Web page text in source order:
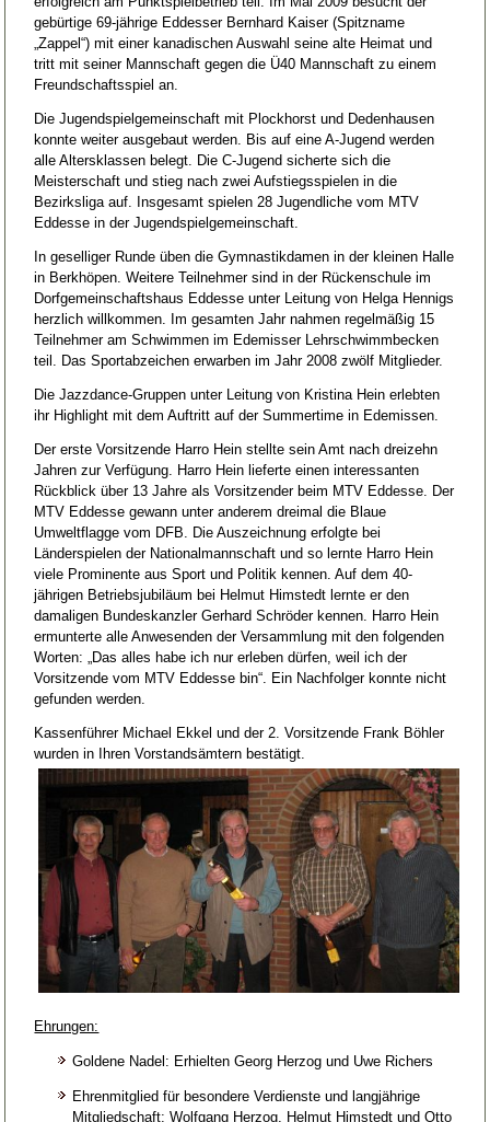
gebürtige 69-jährige Eddesser Bernhard Kaiser (Spitzname
„Zappel“) mit einer kanadischen Auswahl seine alte Heimat und
tritt mit seiner Mannschaft gegen die Ü40 Mannschaft zu einem
Freundschaftsspiel an.
Die Jugendspielgemeinschaft mit Plockhorst und Dedenhausen
konnte weiter ausgebaut werden. Bis auf eine A-Jugend werden
alle Altersklassen belegt. Die C-Jugend sicherte sich die
Meisterschaft und stieg nach zwei Aufstiegsspielen in die
Bezirksliga auf. Insgesamt spielen 28 Jugendliche vom MTV
Eddesse in der Jugendspielgemeinschaft.
In geselliger Runde üben die Gymnastikdamen in der kleinen Halle
in Berkhöpen. Weitere Teilnehmer sind in der Rückenschule im
Dorfgemeinschaftshaus Eddesse unter Leitung von Helga Hennigs
herzlich willkommen. Im gesamten Jahr nahmen regelmäßig 15
Teilnehmer am Schwimmen im Edemisser Lehrschwimmbecken
teil. Das Sportabzeichen erwarben im Jahr 2008 zwölf Mitglieder.
Die Jazzdance-Gruppen unter Leitung von Kristina Hein erlebten
ihr Highlight mit dem Auftritt auf der Summertime in Edemissen.
Der erste Vorsitzende Harro Hein stellte sein Amt nach dreizehn
Jahren zur Verfügung. Harro Hein lieferte einen interessanten
Rückblick über 13 Jahre als Vorsitzender beim MTV Eddesse. Der
MTV Eddesse gewann unter anderem dreimal die Blaue
Umweltflagge vom DFB. Die Auszeichnung erfolgte bei
Länderspielen der Nationalmannschaft und so lernte Harro Hein
viele Prominente aus Sport und Politik kennen. Auf dem 40-
jährigen Betriebsjubiläum bei Helmut Himstedt lernte er den
damaligen Bundeskanzler Gerhard Schröder kennen. Harro Hein
ermunterte alle Anwesenden der Versammlung mit den folgenden
Worten: „Das alles habe ich nur erleben dürfen, weil ich der
Vorsitzende vom MTV Eddesse bin“. Ein Nachfolger konnte nicht
gefunden werden.
Kassenführer Michael Ekkel und der 2. Vorsitzende Frank Böhler
wurden in Ihren Vorstandsämtern bestätigt.
Ehrungen:
Goldene Nadel: Erhielten Georg Herzog und Uwe Richers
Ehrenmitglied für besondere Verdienste und langjährige
Mitgliedschaft: Wolfgang Herzog, Helmut Himstedt und Otto